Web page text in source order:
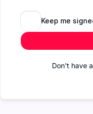
Keep me
Don't have